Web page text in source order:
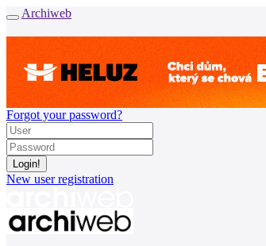
Archiweb
Forgot your password?
New user registration